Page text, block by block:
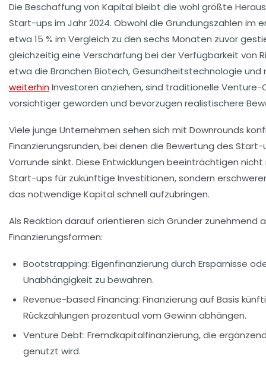
Die Beschaffung von Kapital bleibt die wohl größte
Start-ups im Jahr 2024. Obwohl die Gründungszahlen im
etwa 15 % im Vergleich zu den sechs Monaten zuvor
gleichzeitig eine Verschärfung bei der Verfügbarkeit von
etwa die Branchen Biotech, Gesundheitstechnologie und
weiterhinInvestoren anziehen, sind traditionelle
vorsichtiger geworden und bevorzugen realistischere
Viele junge Unternehmen sehen sich mit Downrounds
Finanzierungsrunden, bei denen die Bewertung des Start-
Vorrunde sinkt. Diese Entwicklungen beeinträchtigen
Start-ups für zukünftige Investitionen, sondern
das notwendige Kapital schnell aufzubringen.
Als Reaktion darauf orientieren sich Gründer zunehmend
Finanzierungsformen:
Bootstrapping: Eigenfinanzierung durch Ersparnisse
Unabhängigkeit zu bewahren.
Revenue-based Financing: Finanzierung auf Basis
Rückzahlungen prozentual vom Gewinn abhängen.
Venture Debt: Fremdkapitalfinanzierung, die
genutzt wird.